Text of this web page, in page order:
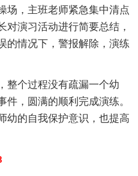
场，主班老师紧急集中清点
对演习活动进行简要总结，
的情况下，警报解除，演练
整个过程没有疏漏一个幼
件，圆满的顺利完成演练。
幼的自我保护意识，也提高